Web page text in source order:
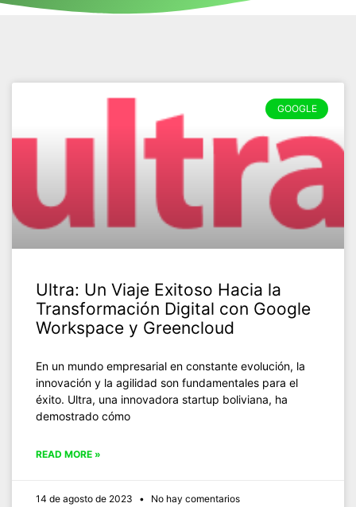
GOOGLE
Ultra: Un Viaje Exitoso Hacia la
Transformación Digital con Google
Workspace y Greencloud
En un mundo empresarial en constante evolución, la
innovación y la agilidad son fundamentales para el
éxito. Ultra, una innovadora startup boliviana, ha
demostrado cómo
READ MORE »
14 de agosto de 2023 No hay comentarios